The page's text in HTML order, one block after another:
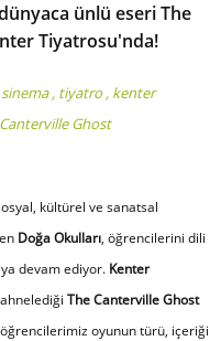
ünlü eseri The
Tiyatrosu'nda!
sinema, tiyatro, kenter
Ghost
kültürel ve sanatsal
Doğa Okulları, öğrencilerini dili
devam ediyor. Kenter
The Canterville Ghost
oyunun türü, içeriği